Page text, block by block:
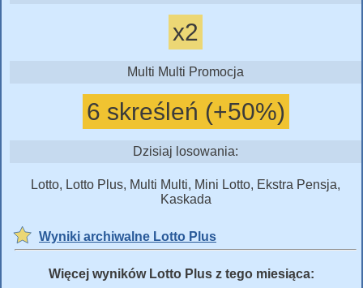
x2
Multi Multi Promocja
6 skreśleń (+50%)
Dzisiaj losowania:
Lotto, Lotto Plus, Multi Multi, Mini Lotto, Ekstra Pensja,
Kaskada
Wyniki archiwalne Lotto Plus
Więcej wyników Lotto Plus z tego miesiąca: